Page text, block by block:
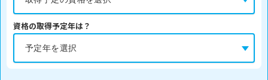
資格の取得予定年は？